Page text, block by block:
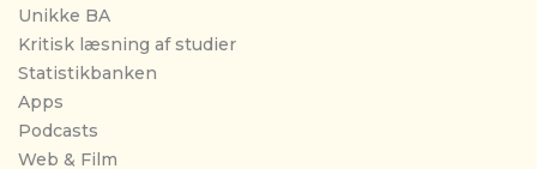
Unikke BA
Kritisk læsning af studier
Statistikbanken
Apps
Podcasts
Web & Film